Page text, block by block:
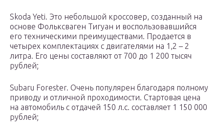
Skoda Yeti. Это небольшой кроссовер, созданный на
основе Фольксваген Тигуан и воспользовавшийся
его техническими преимуществами. Продается в
четырех комплектациях с двигателями на 1,2 – 2
литра. Его цены составляют от 700 до 1 200 тысяч
рублей;
Subaru Forester. Очень популярен благодаря полному
приводу и отличной проходимости. Стартовая цена
на автомобиль с отдачей 150 л.с. составляет 1 150 000
рублей;